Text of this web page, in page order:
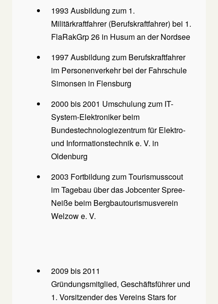
1993 Ausbildung zum 1.
Militärkraftfahrer (Berufskraftfahrer) bei 1.
FlaRakGrp 26 in Husum an der Nordsee
1997 Ausbildung zum Berufskraftfahrer
im Personenverkehr bei der Fahrschule
Simonsen in Flensburg
2000 bis 2001 Umschulung zum IT-
System-Elektroniker beim
Bundestechnologiezentrum für Elektro-
und Informationstechnik e. V. in
Oldenburg
2003 Fortbildung zum Tourismusscout
im Tagebau über das Jobcenter Spree-
Neiße beim Bergbautourismusverein
Welzow e. V.
2009 bis 2011
Gründungsmitglied, Geschäftsführer und
1. Vorsitzender des Vereins Stars for